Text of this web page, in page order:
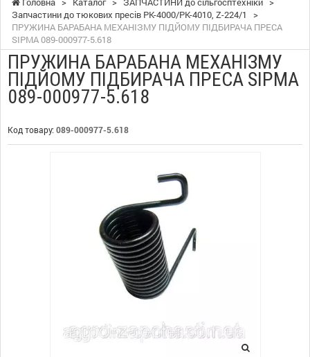
Запчастини до тюкових пресів PK-4000/PK-4010, Z-224/1
>
ПРУЖИНА БАРАБАНА МЕХАНІЗМУ ПІДЙОМУ ПІДБИРАЧА ПРЕСА
SIPMA 089-000977-5.618
ПРУЖИНА БАРАБАНА МЕХАНІЗМУ
ПІДЙОМУ ПІДБИРАЧА ПРЕСА SIPMA
089-000977-5.618
Код товару: 089-000977-5.618